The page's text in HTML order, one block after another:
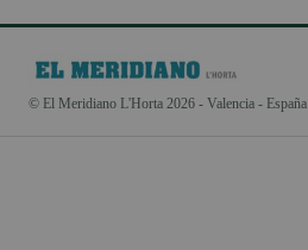
© El Meridiano L'Horta 2026 - Valencia - España